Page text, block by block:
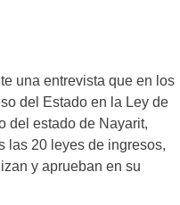
una entrevista que en los
del Estado en la Ley de
del estado de Nayarit,
las 20 leyes de ingresos,
y aprueban en su